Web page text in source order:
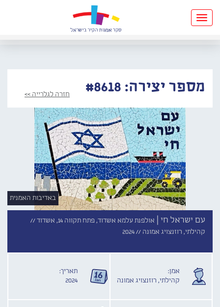
Toggle
navigation
מספר יצירה: #8618 חזרה לגלרייה >>
באדיבות האמנית
עם ישראל חי |
אולפנת עלמא אשדוד, פתח תקווה 14, אשדוד //
קהילתי, רוזנצויג אמונה //2024
אמן:
קהילתי, רוזנצויג אמונה
תאריך:
2024